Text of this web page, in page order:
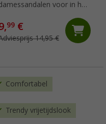
voor in het
99€
14,95 €
Comfortabel
Trendy vrijetijdslook